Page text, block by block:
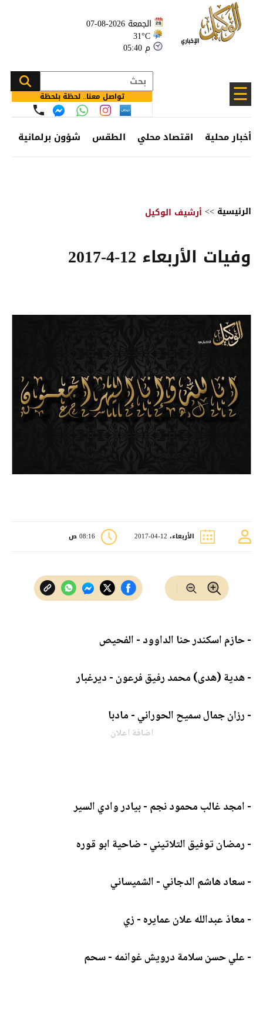
الجمعة 2026-08-07
31°C
05:40 م
☰ تواصل معنا.. لحظة بلحظة
أخبار محلية اقتصاد محلي الطقس شؤون برلمانية
الرئيسية >> أرشيف الوكيل
وفيات الأربعاء 12-4-2017
الأربعاء، 12-04-2017 08:16 ص
- حازم اسكندر حنا الداوود - الفحيص
- هدية (هدى) محمد رفيق فرعون - ديرغبار
- رزان جمال سميح الحوراني - مادبا
اضافة اعلان
- امجد غالب محمود نجم - بيادر وادي السير
- رمضان توفيق التلاتيني - ضاحية ابو قوره
- سعاد هاشم الدجاني - الشميساني
- معاذ عبدالله علان عمايره - زي
- علي حسن سلامة درويش غوانمه - سحم